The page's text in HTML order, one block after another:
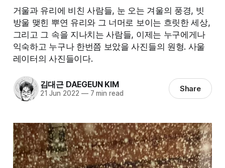
거울과 유리에 비친 사람들, 눈 오는 겨울의 풍경, 빗
방울 맺힌 뿌연 유리와 그 너머로 보이는 흐릿한 세상,
그리고 그 속을 지나치는 사람들, 이제는 누구에게나
익숙하고 누구나 한번쯤 보았을 사진들의 원형. 사울
레이터의 사진들이다.
김대근 DAEGEUN KIM
21 Jun 2022 —7 min read Share